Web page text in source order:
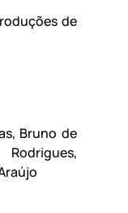
de
Bruno de